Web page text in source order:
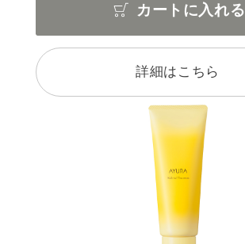
カートに入れる
詳細はこちら